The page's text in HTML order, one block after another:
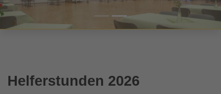
Helferstunden 2026